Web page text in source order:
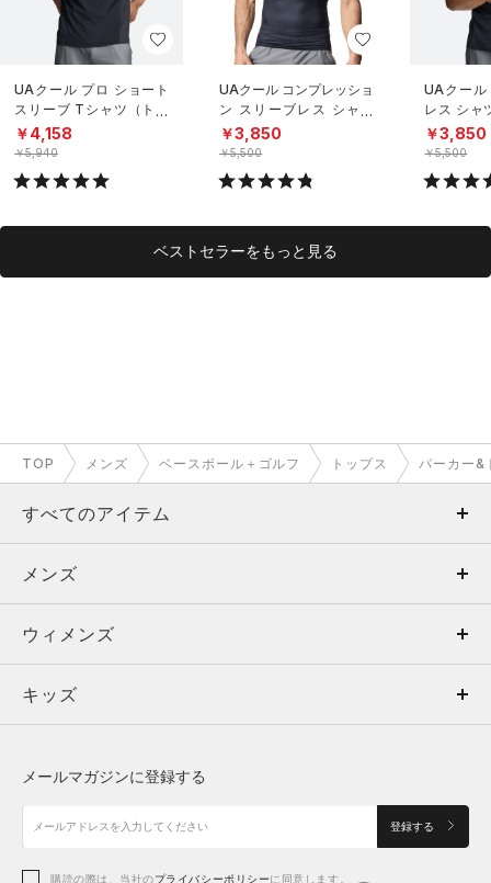
UAクール プロ ショート
スリーブ Tシャツ（トレ
ーニング/MEN）
￥4,158
￥5,940
UAクール コンプレッショ
ン スリーブレス シャツ
（トレーニング/MEN）
￥3,850
￥5,500
UAクール
レス シャ
グ/MEN）
￥3,850
￥5,500
ベストセラーをもっと見る
TOP メンズ ベースボール＋ゴルフ トップス パーカー&
すべてのアイテム
メンズ
ウィメンズ
キッズ
アクセサリー
メンズ
トップス
ボトムス
アクセサリー
ウィメンズ
トップス
シューズ
キッズ
シューズ
メールマガジンに登録する
登録する
購読の際は、当社のプライバシーポリシーに同意します。